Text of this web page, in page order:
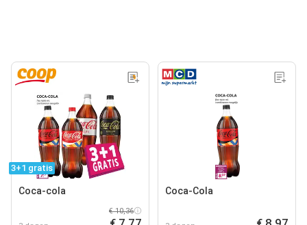
3+1 gratis
Coca-cola
€ 10,36
Coca-Cola